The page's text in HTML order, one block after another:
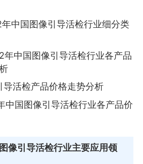
中国图像引导活检行业细分类
中国图像引导活检行业各产品
活检产品价格走势分析
国图像引导活检行业各产品价
像引导活检行业主要应用领